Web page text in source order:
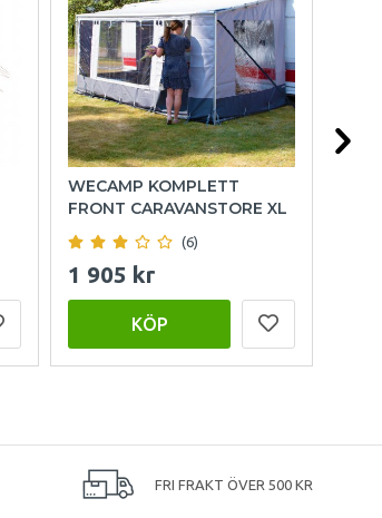
WECAMP KOMPLETT
FRONT CARAVANSTORE XL
(6)
1 905 kr
KÖP
FRI FRAKT ÖVER 500 KR